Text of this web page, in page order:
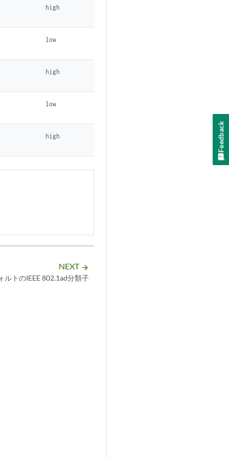
high
low
high
low
high
NEXT arrow_forward
ルトのIEEE 802.1ad分類子
Feedback